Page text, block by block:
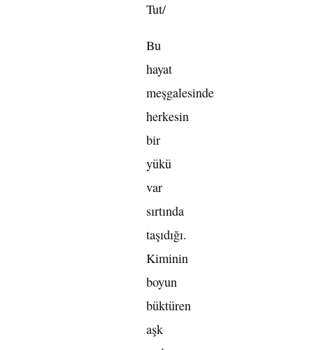
Tut/
Bu
hayat
meşgalesinde
herkesin
bir
yükü
var
sırtında
taşıdığı.
Kiminin
boyun
büktüren
aşk